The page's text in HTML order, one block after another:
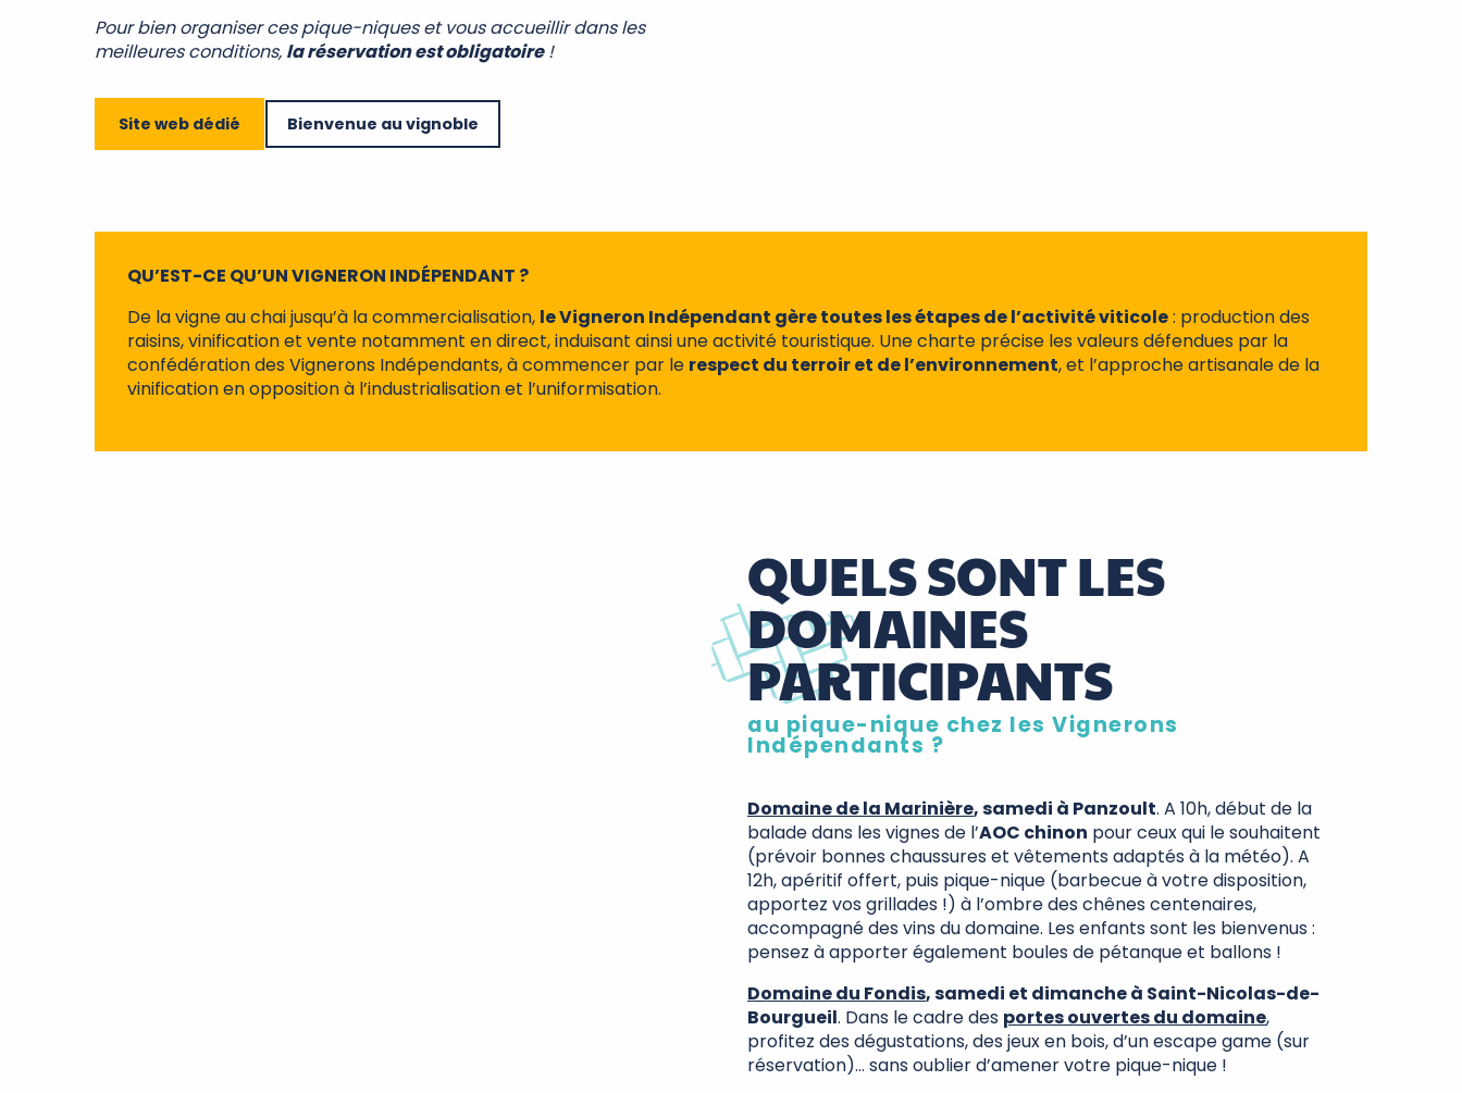
Pour bien organiser ces pique-niques et vous accueillir dans les
meilleures conditions, la réservation est obligatoire!
Site web dédié Bienvenue au vignoble
QU’EST-CE QU’UN VIGNERON INDÉPENDANT ?
De la vigne au chai jusqu’à la commercialisation, le Vigneron Indépendant gère toutes les étapes de l’activité viticole: production des
raisins, vinification et vente notamment en direct, induisant ainsi une activité touristique. Une charte précise les valeurs défendues par la
confédération des Vignerons Indépendants, à commencer par le respect du terroir et de l’environnement, et l’approche artisanale de la
vinification en opposition à l’industrialisation et l’uniformisation.
QUELS SONT LES
DOMAINES
PARTICIPANTS
au pique-nique chez les Vignerons
Indépendants ?
Domaine de la Marinière, samedi à Panzoult. A 10h, début de la
balade dans les vignes de l’AOC chinon pour ceux qui le souhaitent
(prévoir bonnes chaussures et vêtements adaptés à la météo). A
12h, apéritif offert, puis pique-nique (barbecue à votre disposition,
apportez vos grillades !) à l’ombre des chênes centenaires,
accompagné des vins du domaine. Les enfants sont les bienvenus :
pensez à apporter également boules de pétanque et ballons !
Domaine du Fondis, samedi et dimanche à Saint-Nicolas-de-
Bourgueil. Dans le cadre des portes ouvertes du domaine,
profitez des dégustations, des jeux en bois, d’un escape game (sur
réservation)… sans oublier d’amener votre pique-nique !